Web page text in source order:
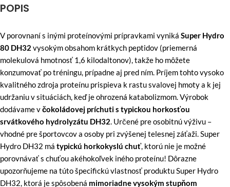
POPIS
V porovnaní s inými proteínovými prípravkami vyniká Super Hydro
80 DH32 vysokým obsahom krátkych peptidov (priemerná
molekulová hmotnosť 1,6 kilodaltonov), takže ho môžete
konzumovať po tréningu, prípadne aj pred ním. Príjem tohto vysoko
kvalitného zdroja proteínu prispieva k rastu svalovej hmoty a k jej
udržaniu v situáciách, keď je ohrozená katabolizmom. Výrobok
dodávame včokoládovej príchuti s typickou horkosťou
srvátkového hydrolyzátu DH32 . Určené pre osobitnú výživu –
vhodné pre športovcov a osoby pri zvýšenej telesnej záťaži. Super
Hydro DH32 má typickú horkokyslú chuť, ktorú nie je možné
porovnávať s chuťou akéhokoľvek iného proteínu! Dôrazne
upozorňujeme na túto špecifickú vlastnosť produktu Super Hydro
DH32, ktorá je spôsobená mimoriadne vysokým stupňom